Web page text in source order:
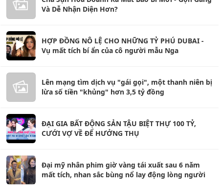
Và Dễ Nhận Diện Hơn?
HỢP ĐỒNG NÔ LỆ CHO NHỮNG TỶ PHÚ DUBAI -
Vụ mất tích bí ẩn của cô người mẫu Nga
Lên mạng tìm dịch vụ "gái gọi", một thanh niên bị
lừa số tiền "khủng" hơn 3,5 tỷ đồng
ĐẠI GIA BẤT ĐỘNG SẢN TẬU BIỆT THỰ 100 TỶ,
CƯỚI VỢ VỀ ĐỂ HƯỞNG THỤ
Đại mỹ nhân phim giờ vàng tái xuất sau 6 năm
mất tích, nhan sắc bùng nổ lay động lòng người